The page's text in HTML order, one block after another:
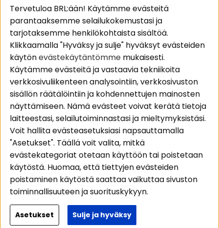
Suositut sivut
Pakettiratkaisut
Autostereot
Kaiuttimet
Päätevahvistimet
Lisätarvikkeet
Kaapelit
Asiakaspalvelu
Evästeet
Huolto- ja
takuutiedot
Ostoehdot
Palautus
Tietosuojapolitiikka
Alueet
Autohifi
Kotihifi
Uutuudet
Seuraa meitä
Instagram
Facebook
Youtube
Tiktok
Copyright © 2026 - BRL Electronics
Tervetuloa BRL:ään! Käytämme evästeitä
parantaaksemme selailukokemustasi ja
tarjotaksemme henkilökohtaista sisältöä.
Klikkaamalla "Hyväksy ja sulje" hyväksyt evästeiden
käytönevästekäytäntömme mukaisesti.
Käytämme evästeitä ja vastaavia tekniikoita
verkkosivuliikenteen analysointiin, verkkosivuston
sisällön räätälöintiin ja kohdennettujen mainosten
näyttämiseen. Nämä evästeet voivat kerätä tietoja
laitteestasi, selailutoiminnastasi ja mieltymyksistäsi.
Voit hallita evästeasetuksiasi napsauttamalla
"Asetukset". Täällä voit valita, mitkä
evästekategoriat otetaan käyttöön tai poistetaan
käytöstä. Huomaa, että tiettyjen evästeiden
poistaminen käytöstä saattaa vaikuttaa sivuston
toiminnallisuuteen ja suorituskykyyn.
Lisätietoja siitä, miten käytämme evästeitä ja
käsittelemme henkilötietojasi, lue
Asetukset Sulje ja hyväksy